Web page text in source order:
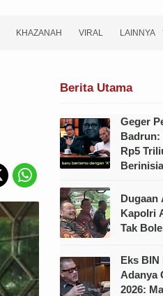
KHAZANAH VIRAL LAINNYA
Berita Utama
Geger
Badrun:
Rp5
Dugaan
Kapolri
Tak
Eks BIN
Adanya
2026: